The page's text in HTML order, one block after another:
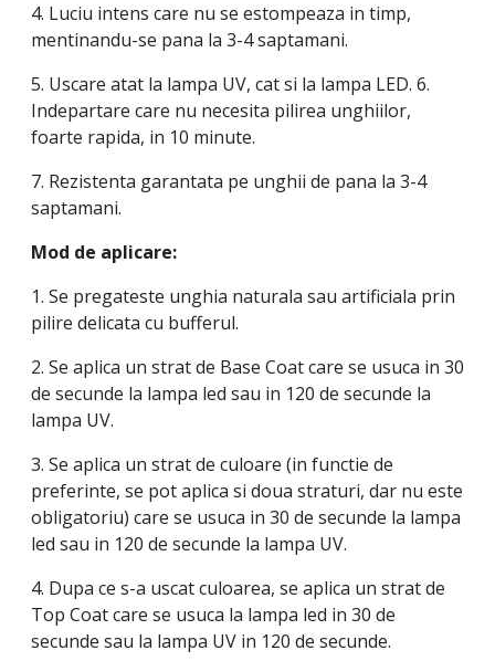
4. Luciu intens care nu se estompeaza in timp,
mentinandu-se pana la 3-4 saptamani.
5. Uscare atat la lampa UV, cat si la lampa LED. 6.
Indepartare care nu necesita pilirea unghiilor,
foarte rapida, in 10 minute.
7. Rezistenta garantata pe unghii de pana la 3-4
saptamani.
Mod de aplicare:
1. Se pregateste unghia naturala sau artificiala prin
pilire delicata cu bufferul.
2. Se aplica un strat de Base Coat care se usuca in 30
de secunde la lampa led sau in 120 de secunde la
lampa UV.
3. Se aplica un strat de culoare (in functie de
preferinte, se pot aplica si doua straturi, dar nu este
obligatoriu) care se usuca in 30 de secunde la lampa
led sau in 120 de secunde la lampa UV.
4. Dupa ce s-a uscat culoarea, se aplica un strat de
Top Coat care se usuca la lampa led in 30 de
secunde sau la lampa UV in 120 de secunde.